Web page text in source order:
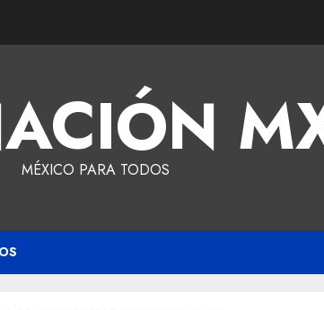
MÉXICO PARA TODOS